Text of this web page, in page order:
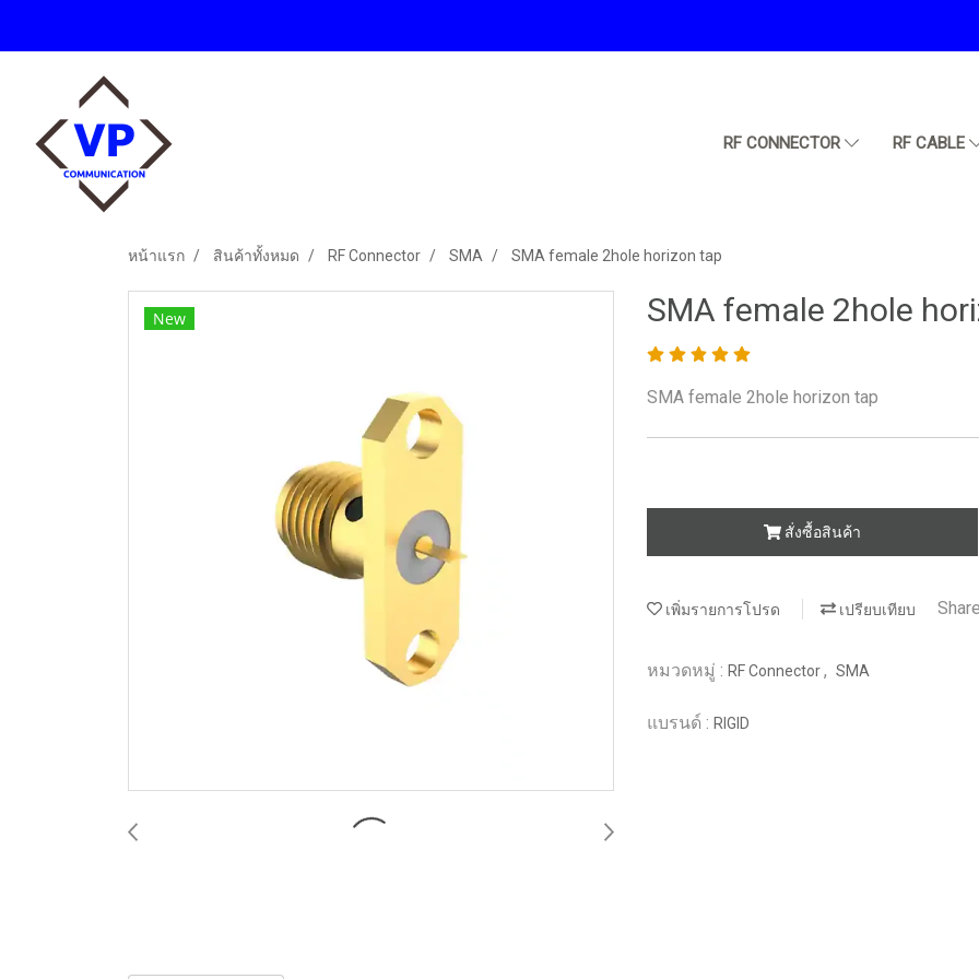
RF CONNECTOR RF CABLE
หน้าแรก สินค้าทั้งหมด RF Connector SMA SMA female 2hole horizon tap
New SMA female 2hole
SMA female 2hole horizon tap
สั่งซื้อสินค้า
เพิ่มรายการโปรด เปรียบเทียบ
หมวดหมู่ : RF Connector, SMA
แบรนด์ : RIGID